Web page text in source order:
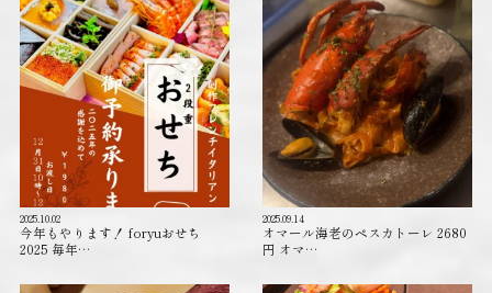
2025.10.02
今年もやります！ foryuおせち
2025 毎年…
2025.09.14
オマール海老のペスカトーレ 2680
円 オマ…